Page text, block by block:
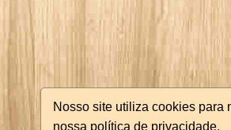
Nosso site utiliza cookies para
nossa política de privacidade.